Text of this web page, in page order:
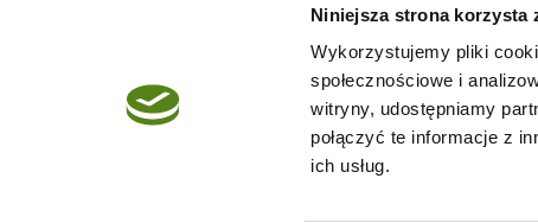
Niniejsza strona korzysta
Wykorzystujemy pliki
społecznościowe i
witryny, udostępniamy
połączyć te informacje z
ich usług.
Regulamin